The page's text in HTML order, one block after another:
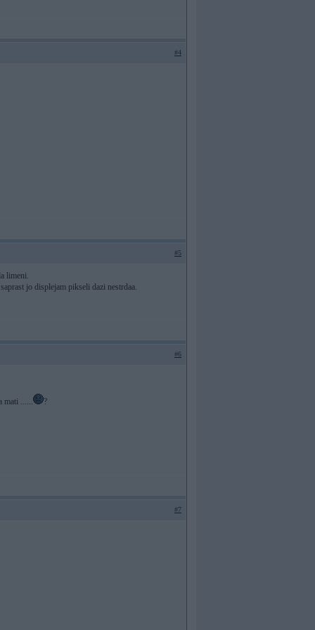
#4
#5
limeni.
jo displejam pikseli dazi nestrdaa.
#6
mati ......
?
#7